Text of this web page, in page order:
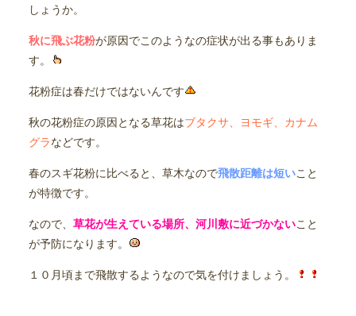
しょうか。
秋に飛ぶ花粉が原因でこのようなの症状が出る事もありま
す。
花粉症は春だけではないんです
秋の花粉症の原因となる草花はブタクサ、ヨモギ、カナム
グラなどです。
春のスギ花粉に比べると、草木なので飛散距離は短いこと
が特徴です。
なので、 草花が生えている場所、河川敷に近づかないこと
が予防になります。
１０月頃まで飛散するようなので気を付けましょう。